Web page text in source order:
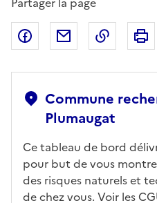
Partager sur Facebook
Partager par
Commune
Plumaugat
Ce tableau de bord
pour but de vous
des risques naturels et
de chez vous. Voir les